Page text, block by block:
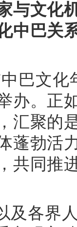
与文化
中巴关
巴文
办。正
汇聚的
蓬勃活
共同推
及各界